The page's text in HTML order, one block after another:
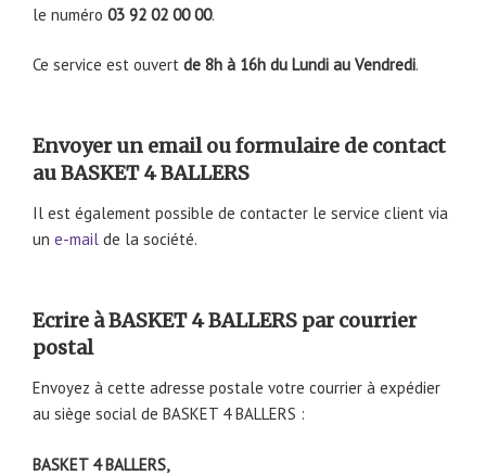
le numéro 03 92 02 00 00.
Ce service est ouvert de 8h à 16h du Lundi au Vendredi.
Envoyer un email ou formulaire de contact
au BASKET 4 BALLERS
Il est également possible de contacter le service client via
un e-mail de la société.
Ecrire à BASKET 4 BALLERS par courrier
postal
Envoyez à cette adresse postale votre courrier à expédier
au siège social de BASKET 4 BALLERS :
BASKET 4 BALLERS,